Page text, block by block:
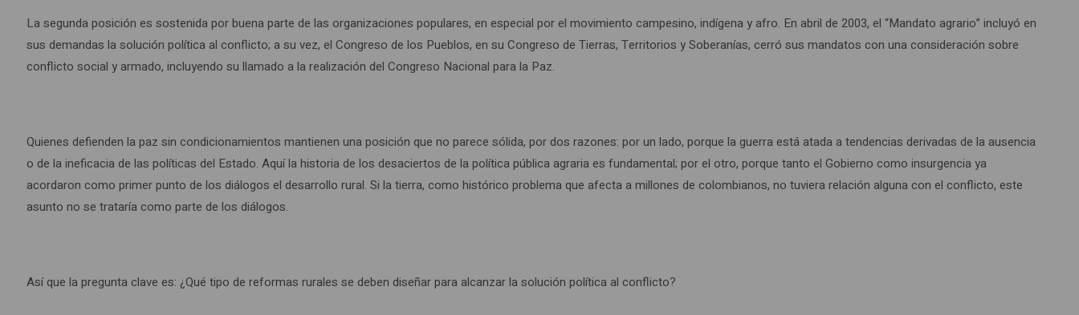
La segunda posición es sostenida por buena parte de las organizaciones populares, en especial por el movimiento campesino, indígena y afro. En abril de 2003, el “Mandato agrario” incluyó en
sus demandas la solución política al conflicto; a su vez, el Congreso de los Pueblos, en su Congreso de Tierras, Territorios y Soberanías, cerró sus mandatos con una consideración sobre
conflicto social y armado, incluyendo su llamado a la realización del Congreso Nacional para la Paz.
Quienes defienden la paz sin condicionamientos mantienen una posición que no parece sólida, por dos razones: por un lado, porque la guerra está atada a tendencias derivadas de la ausencia
o de la ineficacia de las políticas del Estado. Aquí la historia de los desaciertos de la política pública agraria es fundamental; por el otro, porque tanto el Gobierno como insurgencia ya
acordaron como primer punto de los diálogos el desarrollo rural. Si la tierra, como histórico problema que afecta a millones de colombianos, no tuviera relación alguna con el conflicto, este
asunto no se trataría como parte de los diálogos.
Así que la pregunta clave es: ¿Qué tipo de reformas rurales se deben diseñar para alcanzar la solución política al conflicto?